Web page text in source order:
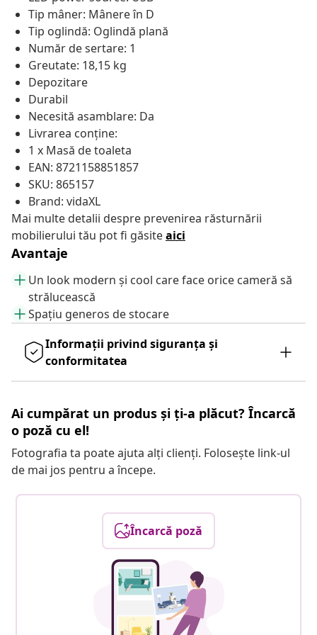
Tip mâner: Mânere în D
Tip oglindă: Oglindă plană
Număr de sertare: 1
Greutate: 18,15 kg
Depozitare
Durabil
Necesită asamblare: Da
Livrarea conține:
1 x Masă de toaleta
EAN: 8721158851857
SKU: 865157
Brand: vidaXL
Mai multe detalii despre prevenirea răsturnării
mobilierului tău pot fi găsiteaici
Avantaje
Un look modern și cool care face orice cameră să
strălucească
Spațiu generos de stocare
Informații privind siguranța și
conformitatea
Ai cumpărat un produs și ți-a plăcut? Încarcă
o poză cu el!
Fotografia ta poate ajuta alți clienți. Folosește link-ul
de mai jos pentru a începe.
Încarcă poză